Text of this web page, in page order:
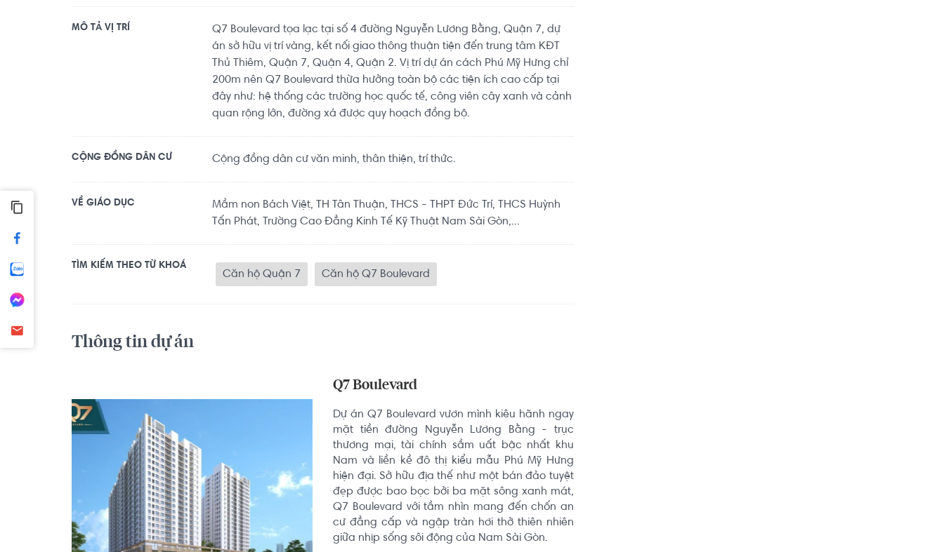
MÔ TẢ VỊ TRÍ
Q7 Boulevard tọa lạc tại số 4 đường Nguyễn Lương Bằng, Quận 7, dự
án sở hữu vị trí vàng, kết nối giao thông thuận tiện đến trung tâm KĐT
Thủ Thiêm, Quận 7, Quận 4, Quận 2. Vị trí dự án cách Phú Mỹ Hưng chỉ
200m nên Q7 Boulevard thừa hưởng toàn bộ các tiện ích cao cấp tại
đây như: hệ thống các trường học quốc tế, công viên cây xanh và cảnh
quan rộng lớn, đường xá được quy hoạch đồng bộ.
CỘNG ĐỒNG DÂN CƯ Cộng đồng dân cư văn minh, thân thiện, trí thức.
VỀ GIÁO DỤC
Mầm non Bách Việt, TH Tân Thuận, THCS - THPT Đức Trí, THCS Huỳnh
Tấn Phát, Trường Cao Đẳng Kinh Tế Kỹ Thuật Nam Sài Gòn,...
TÌM KIẾM THEO TỪ KHOÁ
Căn hộ Quận 7 Căn hộ Q7 Boulevard
Thông tin dự án
Q7 Boulevard
Dự án Q7 Boulevard vươn mình kiêu hãnh ngay
mặt tiền đường Nguyễn Lương Bằng - trục
thương mại, tài chính sầm uất bậc nhất khu
Nam và liền kề đô thị kiểu mẫu Phú Mỹ Hưng
hiện đại. Sở hữu địa thế như một bán đảo tuyệt
đẹp được bao bọc bởi ba mặt sông xanh mát,
Q7 Boulevard với tầm nhìn mang đến chốn an
cư đẳng cấp và ngập tràn hơi thở thiên nhiên
giữa nhịp sống sôi động của Nam Sài Gòn.